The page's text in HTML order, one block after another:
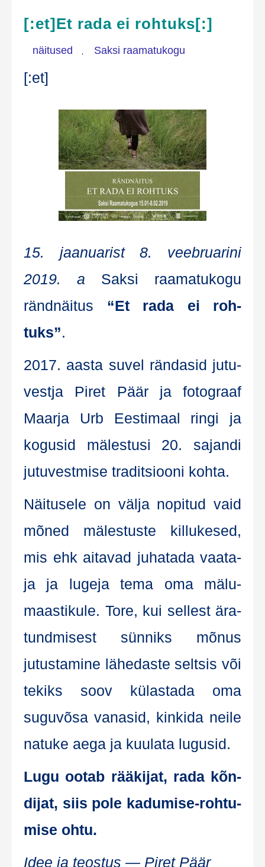
[:et]Et rada ei rohtuks[:]
näitused Saksi raamatukogu
[:et]
15. jaa­nua­rist 8. veebruari­ni
2019. a Sak­si raa­ma­tu­ko­gu
ränd­näi­tus “Et rada ei roh­
tuks”.
2017. aas­ta suvel rän­da­sid jutu­
vest­ja Piret Päär ja fotograaf
Maar­ja Urb Ees­ti­maal rin­gi ja
kogusid mäles­tusi 20. sajan­di
jutu­vest­mise tra­dit­sioo­ni kohta.
Näi­tu­se­le on väl­ja nopi­tud vaid
mõned mäles­tus­te kil­lu­ke­sed,
mis ehk aita­vad juha­ta­da vaa­ta­
ja ja luge­ja tema oma mälu­
maas­ti­ku­le. Tore, kui sel­lest ära­
tund­mi­sest sün­niks mõnus
jutus­ta­mi­ne lähe­das­te seltsis või
tekiks soov külas­ta­da oma
sugu­võ­sa vana­sid, kin­ki­da nei­le
natu­ke aega ja kuu­la­ta lugusid.
Lugu ootab rää­ki­jat, rada kõn­
di­jat, siis pole kadu­mise-roh­tu­
mise ohtu.
Idee ja teos­tus — Piret Päär